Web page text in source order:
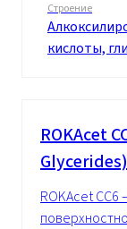
Строение
кислоты,
ROKAcet
Glycerides)
ROKAcet